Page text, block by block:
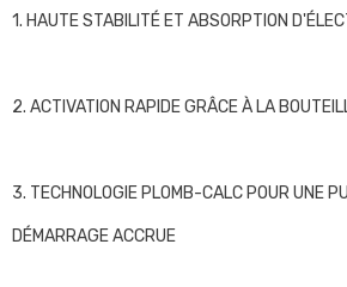
1. HAUTE STABILITÉ ET ABSORPTION
2. ACTIVATION RAPIDE GRÂCE À LA
3. TECHNOLOGIE PLOMB-CALC POUR UNE
DÉMARRAGE ACCRUE